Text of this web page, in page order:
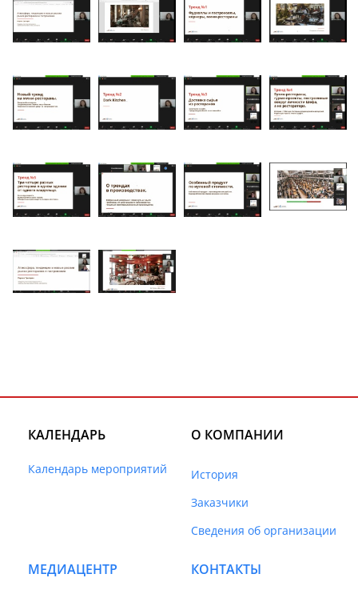
КАЛЕНДАРЬ
Календарь мероприятий
О КОМПАНИИ
История
Заказчики
Сведения об организации
МЕДИАЦЕНТР
КОНТАКТЫ